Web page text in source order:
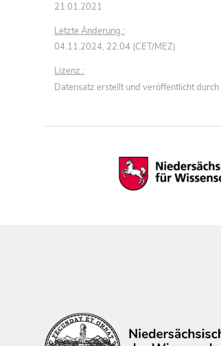
21.01.2021
Letzte Änderung :
04.11.2024, 22:04 (CET/MEZ)
Lizenz :
Datensatz erstellt und veröffentlicht